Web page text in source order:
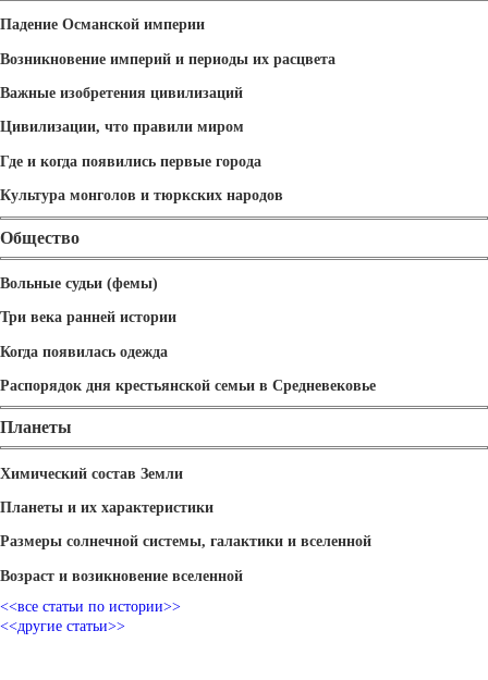
Падение Османской империи
Возникновение империй и периоды их расцвета
Важные изобретения цивилизаций
Цивилизации, что правили миром
Где и когда появились первые города
Культура монголов и тюркских народов
Общество
Вольные судьи (фемы)
Три века ранней истории
Когда появилась одежда
Распорядок дня крестьянской семьи в Средневековье
Планеты
Химический состав Земли
Планеты и их характеристики
Размеры солнечной системы, галактики и вселенной
Возраст и возикновение вселенной
<<все статьи по истории>>
<<другие статьи>>